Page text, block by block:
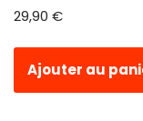
29,90 €
Ajouter au